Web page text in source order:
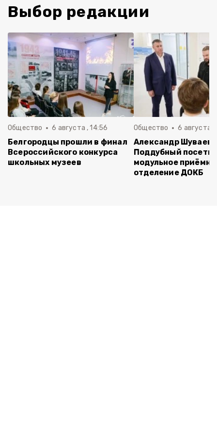
Выбор редакции
Общество 6 августа , 14:56
Белгородцы прошли в финал
Всероссийского конкурса
школьных музеев
Общество 6 августа ,
Александр Шуваев
Поддубный
модульное
отделение ДОКБ